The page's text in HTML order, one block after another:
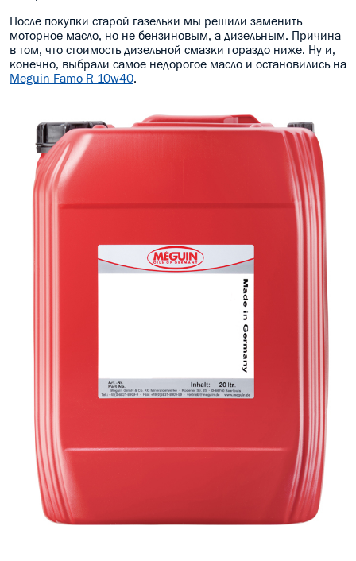
ИНДУСТРИАЛЬНЫЕ МАСЛА
АНТИФРИЗЫ СПЕЦЖИДКОСТИ
АВТО КОСМЕТИКА
МОТО МАСЛА
После покупки старой газельки мы решили заменить
моторное масло, но не бензиновым, а дизельным. Причина
в том, что стоимость дизельной смазки гораздо ниже. Ну и,
конечно, выбрали самое недорогое масло и остановились на
Meguin Famo R 10w40.